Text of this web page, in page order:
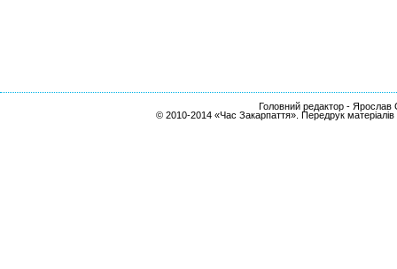
Головний редактор - Ярослав
© 2010-2014 «Час Закарпаття». Передрук